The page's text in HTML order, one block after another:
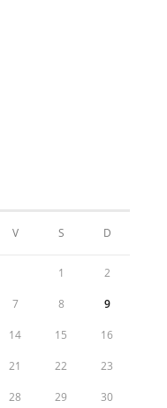
V S D
1 2
7 8 9
14 15 16
21 22 23
28 29 30